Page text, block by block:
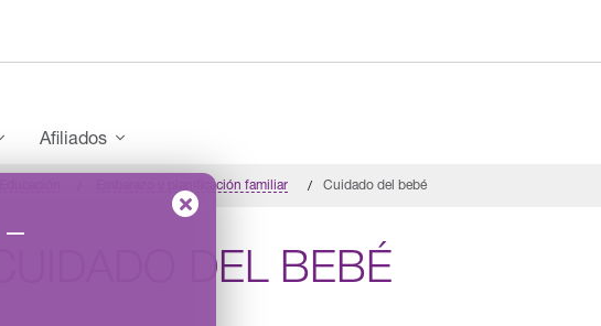
–
Afiliados
Embarazo y planificación familiar Cuidado del bebé
CUIDADO DEL BEBÉ